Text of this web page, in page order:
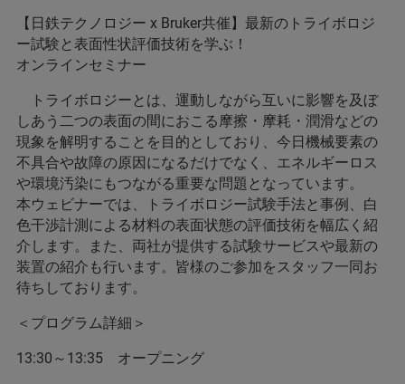
【日鉄テクノロジー x Bruker共催】最新のトライボロジ
ー試験と表面性状評価技術を学ぶ！
オンラインセミナー
トライボロジーとは、運動しながら互いに影響を及ぼ
しあう二つの表面の間におこる摩擦・摩耗・潤滑などの
現象を解明することを目的としており、今日機械要素の
不具合や故障の原因になるだけでなく、エネルギーロス
や環境汚染にもつながる重要な問題となっています。
本ウェビナーでは、トライボロジー試験手法と事例、白
色干渉計測による材料の表面状態の評価技術を幅広く紹
介します。また、両社が提供する試験サービスや最新の
装置の紹介も行います。皆様のご参加をスタッフ一同お
待ちしております。
＜プログラム詳細＞
13:30～13:35 オープニング